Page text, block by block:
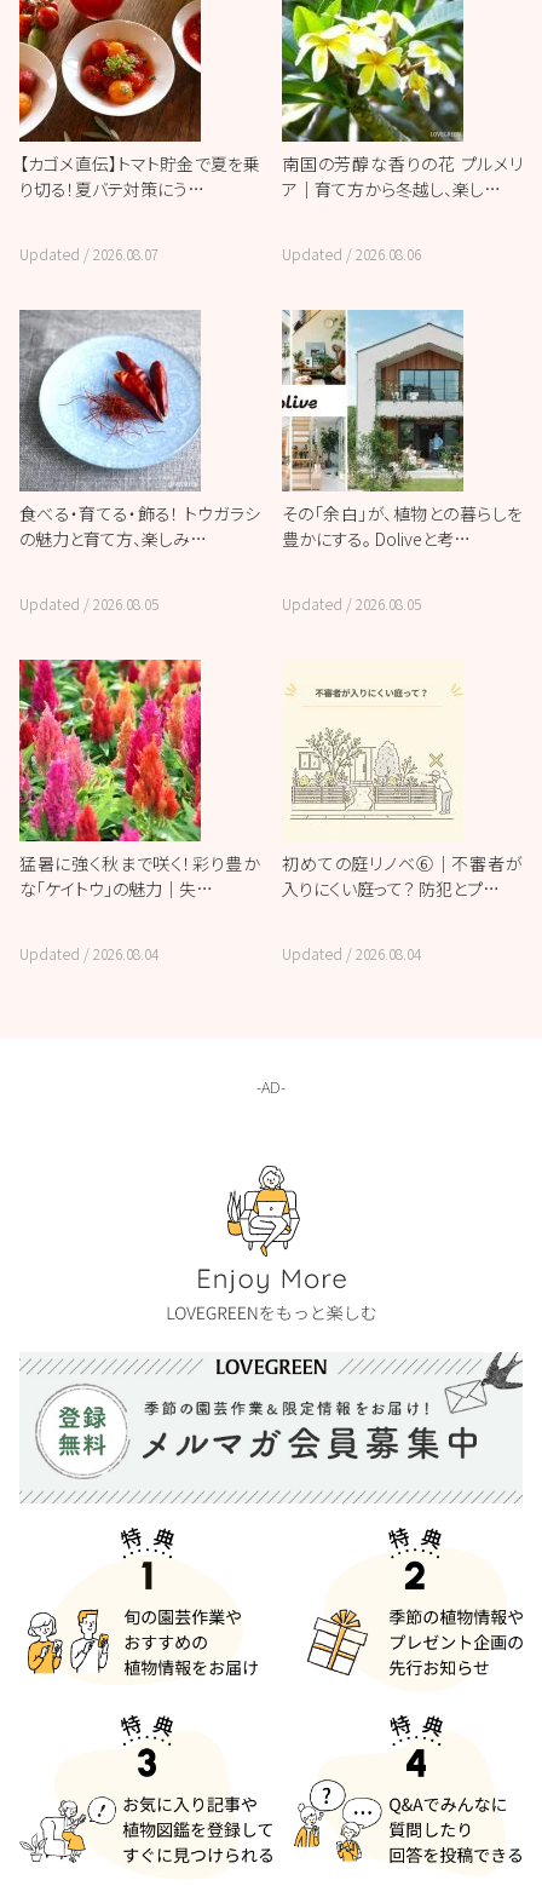
【カゴメ直伝】トマト貯金で夏を乗
り切る！夏バテ対策にう…
Updated /2026.08.07
南国の芳醇な香りの花 プルメリ
ア｜育て方から冬越し、楽し…
Updated /2026.08.06
食べる・育てる・飾る！ トウガラシ
の魅力と育て方、楽しみ…
Updated /2026.08.05
その「余白」が、植物との暮らしを
豊かにする。 Doliveと考…
Updated /2026.08.05
猛暑に強く秋まで咲く！彩り豊か
な「ケイトウ」の魅力｜失…
Updated /2026.08.04
初めての庭リノベ⑥｜不審者が
入りにくい庭って？ 防犯とプ…
Updated /2026.08.04